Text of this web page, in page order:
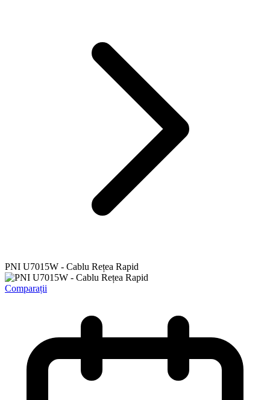
PNI U7015W - Cablu Rețea Rapid
Comparații